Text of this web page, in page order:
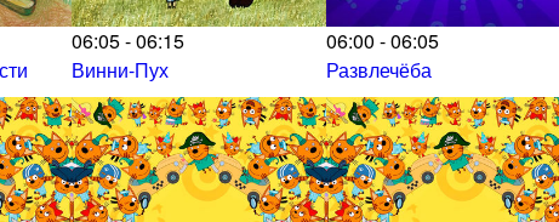
06:05 - 06:15
Винни-Пух
06:00 - 06:05
Развлечёба